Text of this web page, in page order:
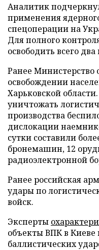
Аналитик
применения
спецоперации на
Для полного
освободить всего
Ранее Министерство
освобождении
Харьковской
уничтожать
производства
дислокации
сутки составили
бронемашин, 12
радиоэлектронной
Ранее российская
удары по
войск.
Эксперты
объекты ВПК в
баллистических